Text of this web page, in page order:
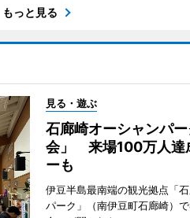
もっと見る
見る・遊ぶ
石廊崎オーシャンパ
会」 来場100万人達
ーも
伊豆半島最南端の観光拠点「
パーク」（南伊豆町石廊崎）